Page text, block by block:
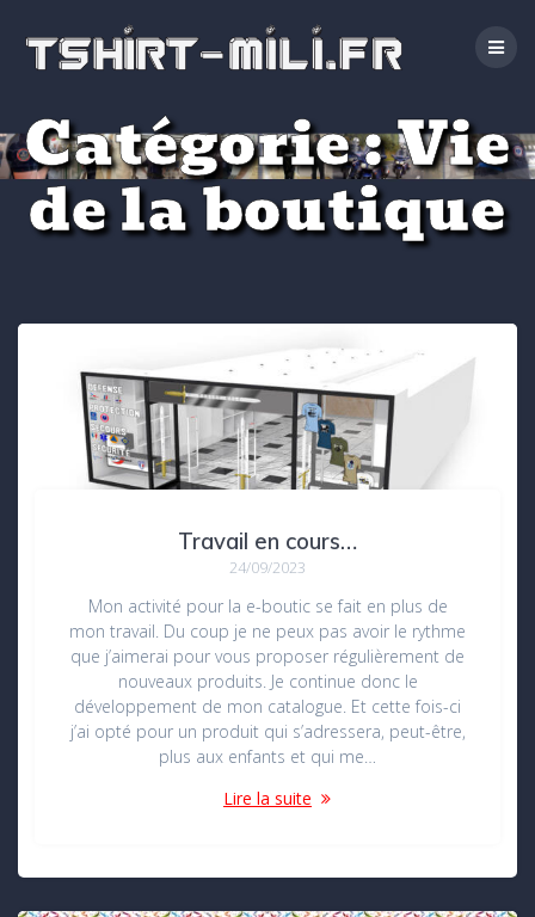
au
contenu
Catégorie :Vie
de la boutique
Travail en cours…
24/09/2023
Mon activité pour la e-boutic se fait en plus de
mon travail. Du coup je ne peux pas avoir le rythme
que j’aimerai pour vous proposer régulièrement de
nouveaux produits. Je continue donc le
développement de mon catalogue. Et cette fois-ci
j’ai opté pour un produit qui s’adressera, peut-être,
plus aux enfants et qui me…
Lire la suite